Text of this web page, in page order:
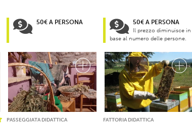
50€ A PERSONA 50€ A PERSONA
Il prezzo diminuisce in
base al numero delle persone.
PASSEGGIATA DIDATTICA FATTORIA DIDATTICA